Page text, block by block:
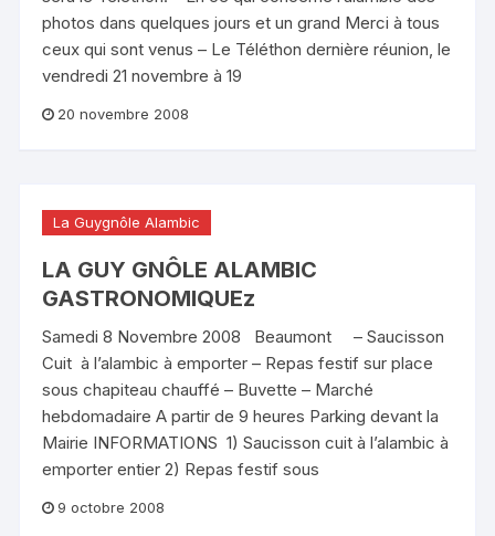
photos dans quelques jours et un grand Merci à tous
ceux qui sont venus – Le Téléthon dernière réunion, le
vendredi 21 novembre à 19
20 novembre 2008
La Guygnôle Alambic
LA GUY GNÔLE ALAMBIC
GASTRONOMIQUEz
Samedi 8 Novembre 2008 Beaumont – Saucisson
Cuit à l’alambic à emporter – Repas festif sur place
sous chapiteau chauffé – Buvette – Marché
hebdomadaire A partir de 9 heures Parking devant la
Mairie INFORMATIONS 1) Saucisson cuit à l’alambic à
emporter entier 2) Repas festif sous
9 octobre 2008